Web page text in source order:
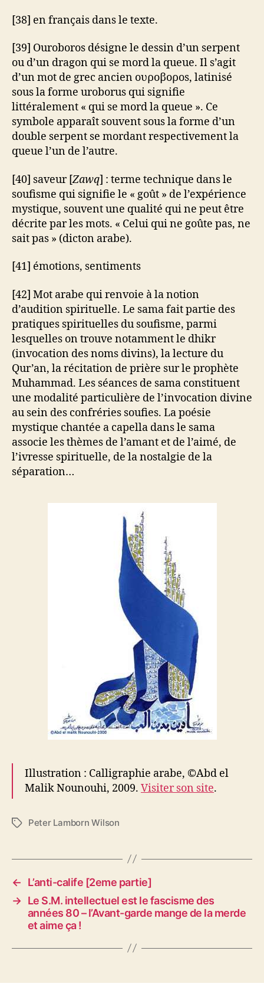
[38] en français dans le texte.
[39] Ouroboros désigne le dessin d’un serpent
ou d’un dragon qui se mord la queue. Il s’agit
d’un mot de grec ancien ουροβοροs, latinisé
sous la forme uroborus qui signifie
littéralement « qui se mord la queue ». Ce
symbole apparaît souvent sous la forme d’un
double serpent se mordant respectivement la
queue l’un de l’autre.
[40] saveur [Zawq] : terme technique dans le
soufisme qui signifie le « goût » de l’expérience
mystique, souvent une qualité qui ne peut être
décrite par les mots. « Celui qui ne goûte pas, ne
sait pas » (dicton arabe).
[41] émotions, sentiments
[42] Mot arabe qui renvoie à la notion
d’audition spirituelle. Le sama fait partie des
pratiques spirituelles du soufisme, parmi
lesquelles on trouve notamment le dhikr
(invocation des noms divins), la lecture du
Qur’an, la récitation de prière sur le prophète
Muhammad. Les séances de sama constituent
une modalité particulière de l’invocation divine
au sein des confréries soufies. La poésie
mystique chantée a capella dans le sama
associe les thèmes de l’amant et de l’aimé, de
l’ivresse spirituelle, de la nostalgie de la
séparation…
Illustration : Calligraphie arabe, ©Abd el
Malik Nounouhi, 2009. Visiter son site.
É
q
e
t
Peter Lamborn Wilson
←
L’anti-calife [2eme partie]
→ Le S.M. intellectuel est le fascisme des
années 80 – l’Avant-garde mange de la merde
et aime ça !